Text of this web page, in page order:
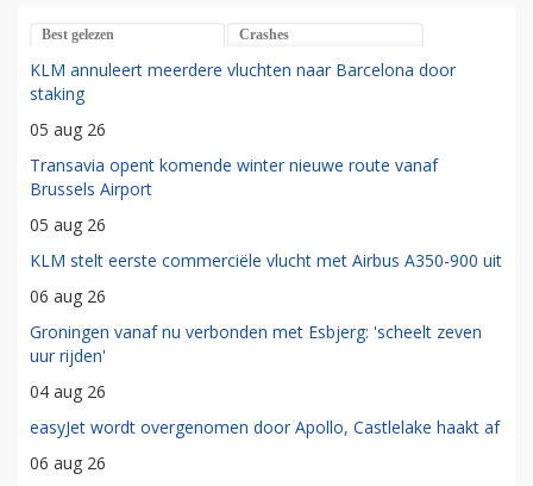
Best gelezen Crashes
KLM annuleert meerdere vluchten naar Barcelona door
staking
05 aug 26
Transavia opent komende winter nieuwe route vanaf
Brussels Airport
05 aug 26
KLM stelt eerste commerciële vlucht met Airbus A350-900 uit
06 aug 26
Groningen vanaf nu verbonden met Esbjerg: 'scheelt zeven
uur rijden'
04 aug 26
easyJet wordt overgenomen door Apollo, Castlelake haakt af
06 aug 26